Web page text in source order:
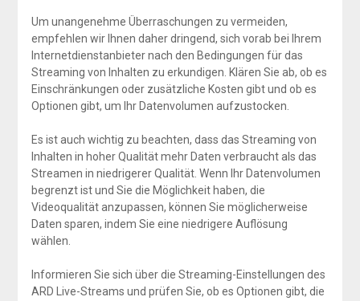
Um unangenehme Überraschungen zu vermeiden,
empfehlen wir Ihnen daher dringend, sich vorab bei Ihrem
Internetdienstanbieter nach den Bedingungen für das
Streaming von Inhalten zu erkundigen. Klären Sie ab, ob es
Einschränkungen oder zusätzliche Kosten gibt und ob es
Optionen gibt, um Ihr Datenvolumen aufzustocken.
Es ist auch wichtig zu beachten, dass das Streaming von
Inhalten in hoher Qualität mehr Daten verbraucht als das
Streamen in niedrigerer Qualität. Wenn Ihr Datenvolumen
begrenzt ist und Sie die Möglichkeit haben, die
Videoqualität anzupassen, können Sie möglicherweise
Daten sparen, indem Sie eine niedrigere Auflösung
wählen.
Informieren Sie sich über die Streaming-Einstellungen des
ARD Live-Streams und prüfen Sie, ob es Optionen gibt, die